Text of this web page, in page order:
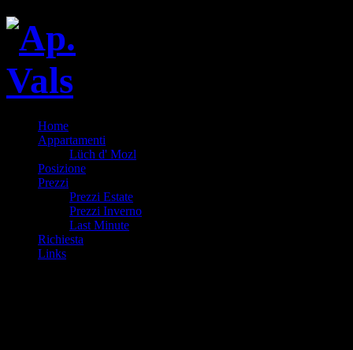
Home
Appartamenti
Lüch d' Mozl
Posizione
Prezzi
Prezzi Estate
Prezzi Inverno
Last Minute
Richiesta
Links